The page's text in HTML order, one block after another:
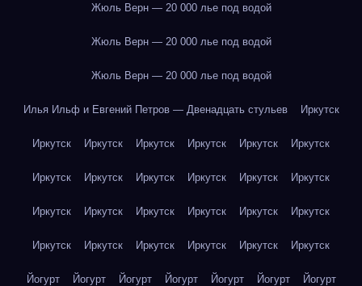
Жюль Верн — 20 000 лье под водой
Жюль Верн — 20 000 лье под водой
Жюль Верн — 20 000 лье под водой
Илья Ильф и Евгений Петров — Двенадцать стульев Иркутск
Иркутск Иркутск Иркутск Иркутск Иркутск Иркутск
Иркутск Иркутск Иркутск Иркутск Иркутск Иркутск
Иркутск Иркутск Иркутск Иркутск Иркутск Иркутск
Иркутск Иркутск Иркутск Иркутск Иркутск Иркутск
Йогурт Йогурт Йогурт Йогурт Йогурт Йогурт Йогурт